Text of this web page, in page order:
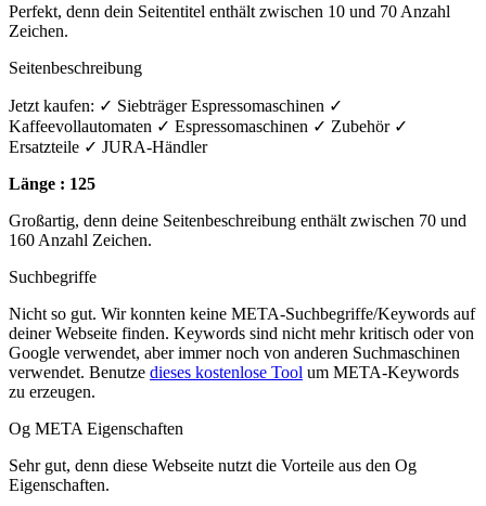
Perfekt, denn dein Seitentitel enthält zwischen 10 und 70 Anzahl
Zeichen.
Seitenbeschreibung
Jetzt kaufen: ✓ Siebträger Espressomaschinen ✓
Kaffeevollautomaten ✓ Espressomaschinen ✓ Zubehör ✓
Ersatzteile ✓ JURA-Händler
Länge : 125
Großartig, denn deine Seitenbeschreibung enthält zwischen 70 und
160 Anzahl Zeichen.
Suchbegriffe
Nicht so gut. Wir konnten keine META-Suchbegriffe/Keywords auf
deiner Webseite finden. Keywords sind nicht mehr kritisch oder von
Google verwendet, aber immer noch von anderen Suchmaschinen
verwendet. Benutze dieses kostenlose Tool um META-Keywords
zu erzeugen.
Og META Eigenschaften
Sehr gut, denn diese Webseite nutzt die Vorteile aus den Og
Eigenschaften.